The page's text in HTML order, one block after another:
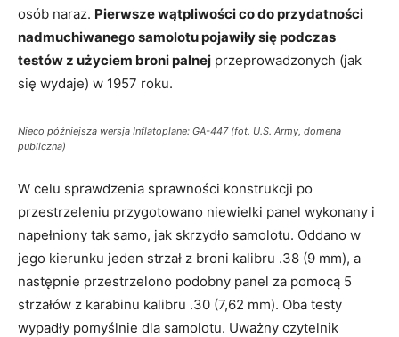
osób naraz. Pierwsze wątpliwości co do przydatności
nadmuchiwanego samolotu pojawiły się podczas
testów z użyciem broni palnej przeprowadzonych (jak
się wydaje) w 1957 roku.
Nieco późniejsza wersja Inflatoplane: GA-447 (fot. U.S. Army, domena
publiczna)
W celu sprawdzenia sprawności konstrukcji po
przestrzeleniu przygotowano niewielki panel wykonany i
napełniony tak samo, jak skrzydło samolotu. Oddano w
jego kierunku jeden strzał z broni kalibru .38 (9 mm), a
następnie przestrzelono podobny panel za pomocą 5
strzałów z karabinu kalibru .30 (7,62 mm). Oba testy
wypadły pomyślnie dla samolotu. Uważny czytelnik